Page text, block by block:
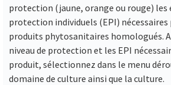
protection (jaune, orange ou rouge) les
protection individuels (EPI)
produits phytosanitaires homologués.
niveau de protection et les EPI
produit, sélectionnez dans le menu
domaine de culture ainsi que la culture.